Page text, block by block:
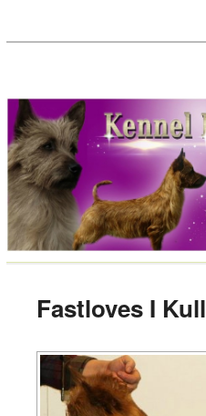
HANAR
TIKAR
VALPAR
HÄLSA
CHAMPIONS/CERT HUNDAR
LÄNKAR
Fastloves I Kull